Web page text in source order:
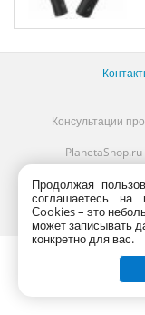
Консультации
Продолжая
соглашаетесь на
Сookies – это
может записывать
конкретно для вас.